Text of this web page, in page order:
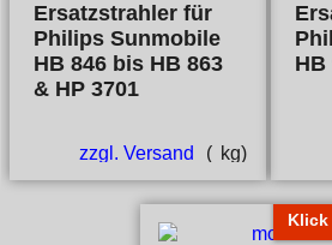
Ersatzstrahler für
Philips Sunmobile
HB 846 bis HB 863
& HP 3701
zzgl. Versand kg
HB